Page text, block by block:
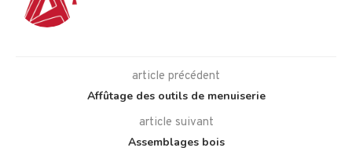
article précédent
Affûtage des outils de menuiserie
article suivant
Assemblages bois